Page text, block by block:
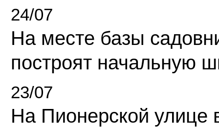
24/07
На месте базы
построят начальную
23/07
На Пионерской улице